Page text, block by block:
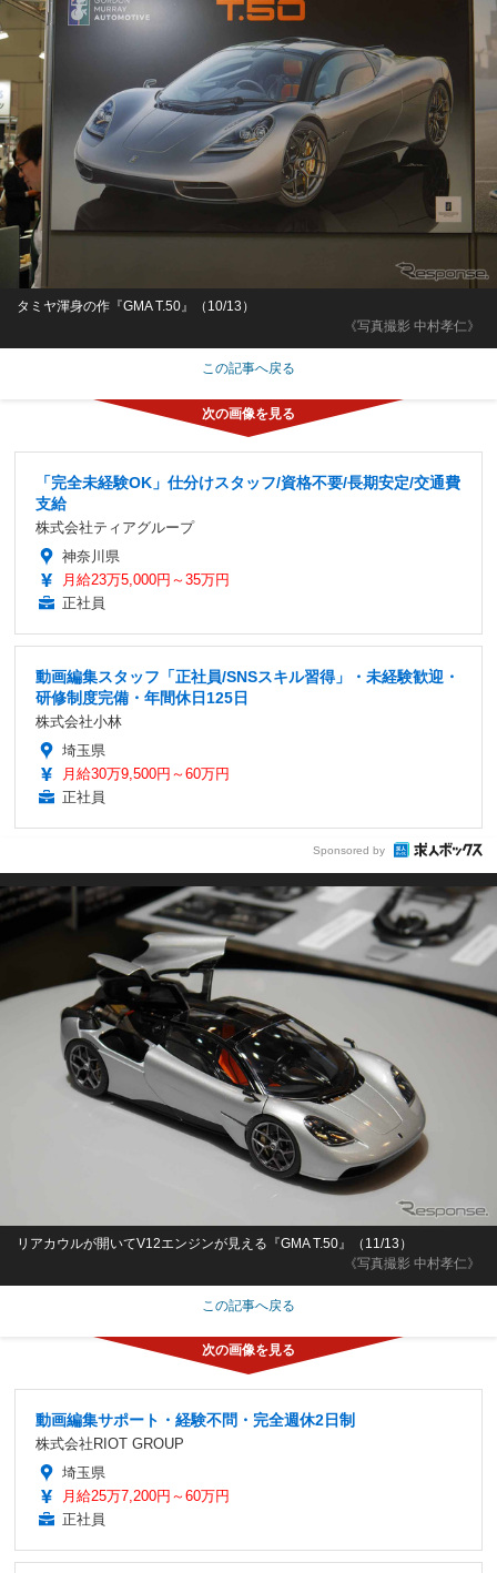
《写真撮影 中村孝仁》
タミヤ渾身の作『GMA T.50』（10/13）
この記事へ戻る
「完全未経験OK」仕分けスタッフ/資格不要/長期安定/交通費
支給
株式会社ティアグループ
神奈川県
月給23万5,000円～35万円
正社員
動画編集スタッフ「正社員/SNSスキル習得」・未経験歓迎・
研修制度完備・年間休日125日
株式会社小林
埼玉県
月給30万9,500円～60万円
正社員
Sponsored by
《写真撮影 中村孝仁》
リアカウルが開いてV12エンジンが見える『GMA T.50』（11/13）
この記事へ戻る
動画編集サポート・経験不問・完全週休2日制
株式会社RIOT GROUP
埼玉県
月給25万7,200円～60万円
正社員